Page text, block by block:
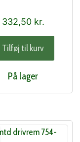
332,50 kr.
Tilføj til kurv
På lager